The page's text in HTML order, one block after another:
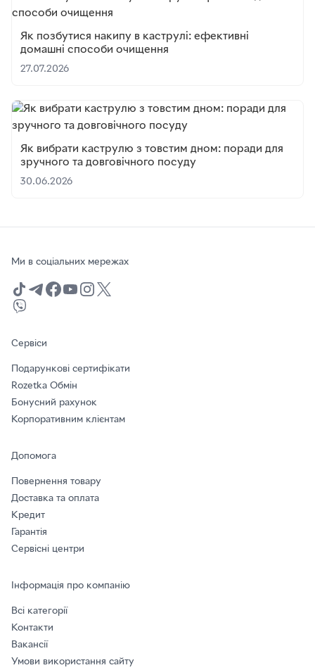
Як позбутися накипу в каструлі: ефективні
домашні способи очищення
27.07.2026
Як вибрати каструлю з товстим дном: поради для
зручного та довговічного посуду
30.06.2026
Ми в соціальних мережах
Сервіси
Подарункові сертифікати
Rozetka Обмін
Бонусний рахунок
Корпоративним клієнтам
Допомога
Повернення товару
Доставка та оплата
Кредит
Гарантія
Сервісні центри
Інформація про компанію
Всі категорії
Контакти
Вакансії
Умови використання сайту